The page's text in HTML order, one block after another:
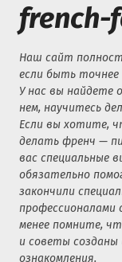
french-
Наш сайт
если быть точнее
У нас вы найдете
нем, научитесь
Если вы хотите,
делать френч —
вас специальные
обязательно
закончили
профессионалами
менее помните,
и советы созданы
ознакомления.